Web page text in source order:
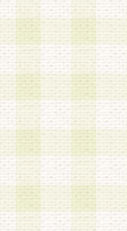
を付与しま
3.会員は、
いかなる虚
4.会員は、
いものとし
第4条 ログ
1.会員は、
加する際に
スワードを